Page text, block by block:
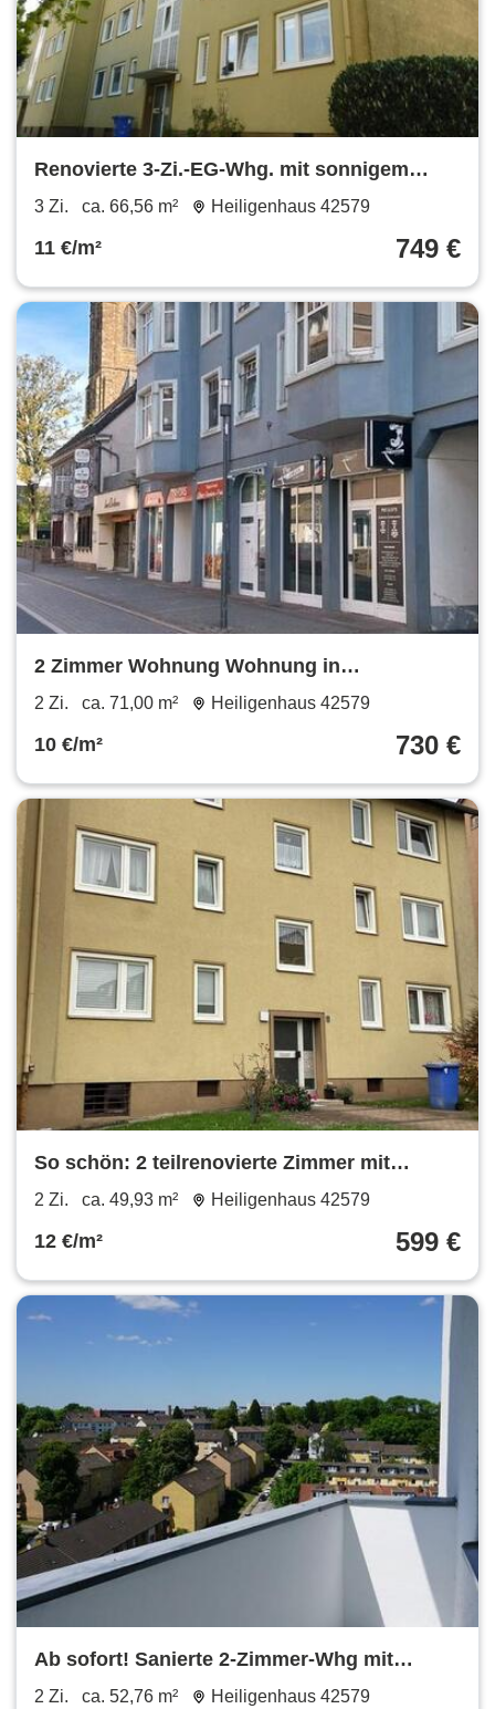
Renovierte 3-Zi.-EG-Whg. mit sonnigem
Balkon, ab Juni! Auf Wunsch, mit Küche
3 Zi. ca. 66,56 m² Heiligenhaus 42579
11 €/m² 749 €
2 Zimmer Wohnung Wohnung in
Heiligenhaus ,Hauptstraße 136
2 Zi. ca. 71,00 m² Heiligenhaus 42579
10 €/m² 730 €
So schön: 2 teilrenovierte Zimmer mit
Balkon
2 Zi. ca. 49,93 m² Heiligenhaus 42579
12 €/m² 599 €
Ab sofort! Sanierte 2-Zimmer-Whg mit
Balkon in Heiligenhaus
2 Zi. ca. 52,76 m² Heiligenhaus 42579